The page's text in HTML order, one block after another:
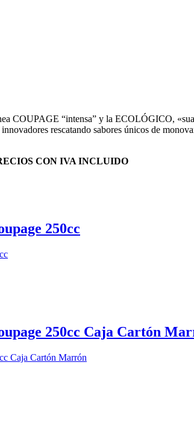
“intensa” y la ECOLÓGICO,
rescatando sabores únicos de
CON IVA INCLUIDO
250cc
250cc Caja Cartón